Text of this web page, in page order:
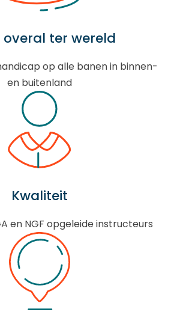
overal ter wereld
op alle banen in binnen-
en buitenland
Kwaliteit
en NGF opgeleide instructeurs